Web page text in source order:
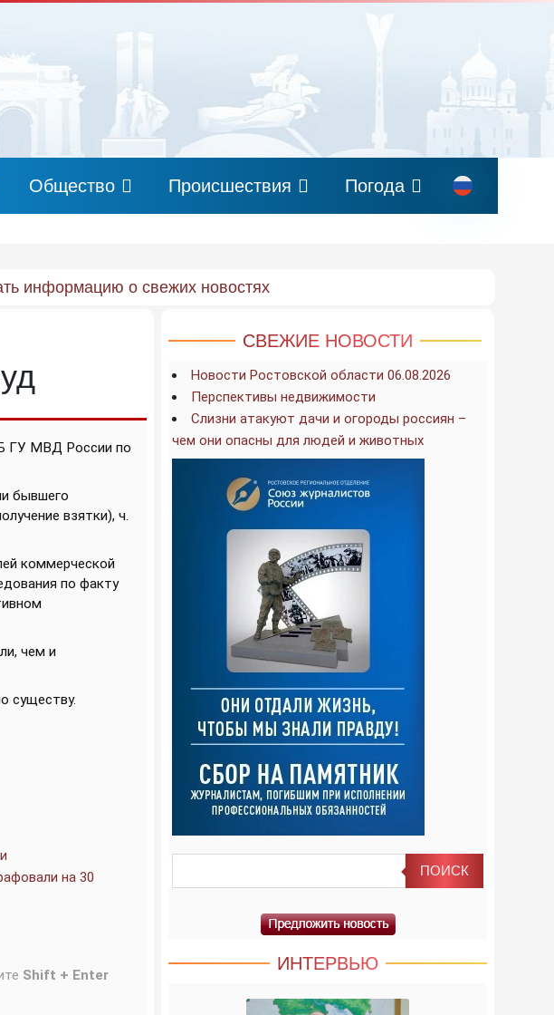
Общество Происшествия Погода
информацию о свежих новостях
ГУ МВД России по
бывшего
взятки), ч.
коммерческой
по факту
чем и
существу.
на 30
Shift + Enter
СВЕЖИЕ НОВОСТИ
Новости Ростовской области 06.08.2026
Перспективы недвижимости
Слизни атакуют дачи и огороды россиян –
чем они опасны для людей и животных
ИНТЕРВЬЮ